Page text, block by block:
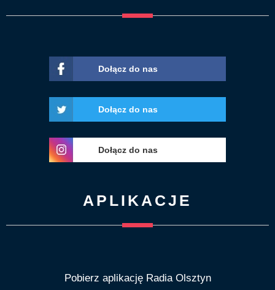
Dołącz do nas
Dołącz do nas
Dołącz do nas
APLIKACJE
Pobierz aplikację Radia Olsztyn